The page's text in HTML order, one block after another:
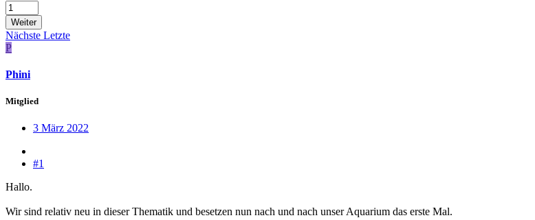
Weiter
Nächste Letzte
P
Phini
Mitglied
3 März 2022
#1
Hallo.
Wir sind relativ neu in dieser Thematik und besetzen nun nach und nach unser Aquarium das erste Mal.